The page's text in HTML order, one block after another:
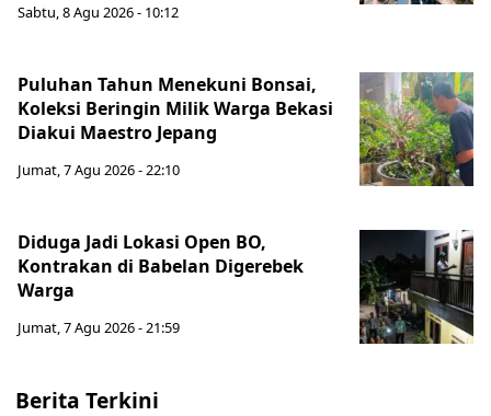
Sabtu, 8 Agu 2026 - 10:12
Puluhan Tahun Menekuni Bonsai,
Koleksi Beringin Milik Warga Bekasi
Diakui Maestro Jepang
Jumat, 7 Agu 2026 - 22:10
Diduga Jadi Lokasi Open BO,
Kontrakan di Babelan Digerebek
Warga
Jumat, 7 Agu 2026 - 21:59
Berita Terkini